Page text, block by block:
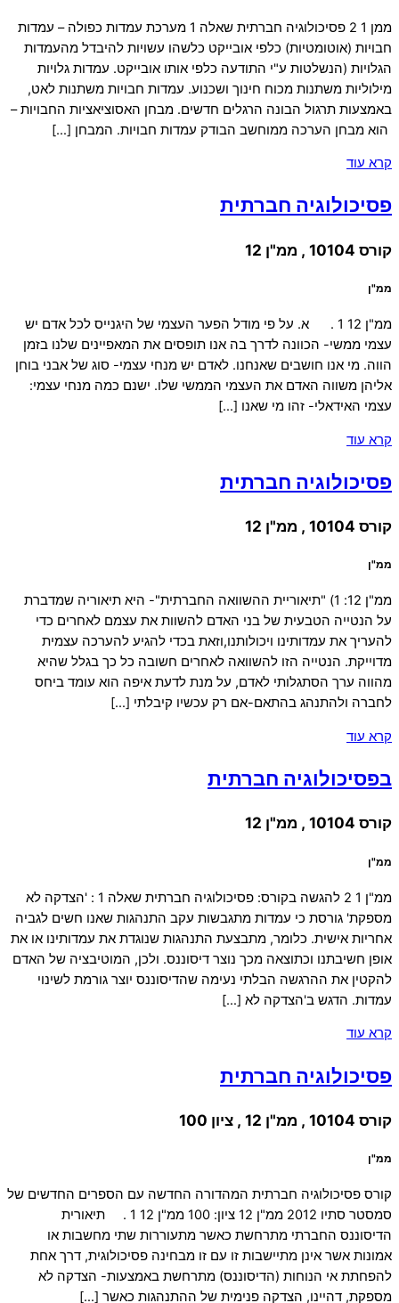
ממן 1 2 פסיכולוגיה חברתית שאלה 1 מערכת עמדות כפולה – עמדות
חבויות (אוטומטיות) כלפי אובייקט כלשהו עשויות להיבדל מהעמדות
הגלויות (הנשלטות ע"י התודעה כלפי אותו אובייקט. עמדות גלויות
מילוליות משתנות מכוח חינוך ושכנוע. עמדות חבויות משתנות לאט,
באמצעות תרגול הבונה הרגלים חדשים. מבחן האסוציאציות החבויות –
הוא מבחן הערכה ממוחשב הבודק עמדות חבויות. המבחן […]
קרא עוד
פסיכולוגיה חברתית
קורס 10104 , ממ"ן 12
ממ"ן
ממ"ן 12 1 . א. על פי מודל הפער העצמי של היגנייס לכל אדם יש
עצמי ממשי- הכוונה לדרך בה אנו תופסים את המאפיינים שלנו בזמן
הווה. מי אנו חושבים שאנחנו. לאדם יש מנחי עצמי- סוג של אבני בוחן
אליהן משווה האדם את העצמי הממשי שלו. ישנם כמה מנחי עצמי:
עצמי האידאלי- זהו מי שאנו […]
קרא עוד
פסיכולוגיה חברתית
קורס 10104 , ממ"ן 12
ממ"ן
ממ"ן 12: 1) "תיאוריית ההשוואה החברתית"- היא תיאוריה שמדברת
על הנטייה הטבעית של בני האדם להשוות את עצמם לאחרים כדי
להעריך את עמדותינו ויכולותנו,וזאת בכדי להגיע להערכה עצמית
מדוייקת. הנטייה הזו להשוואה לאחרים חשובה כל כך בגלל שהיא
מהווה ערך הסתגלותי לאדם, על מנת לדעת איפה הוא עומד ביחס
לחברה ולהתנהג בהתאם-אם רק עכשיו קיבלתי […]
קרא עוד
בפסיכולוגיה חברתית
קורס 10104 , ממ"ן 12
ממ"ן
ממ"ן 1 2 להגשה בקורס: פסיכולוגיה חברתית שאלה 1 : 'הצדקה לא
מספקת' גורסת כי עמדות מתגבשות עקב התנהגות שאנו חשים לגביה
אחריות אישית. כלומר, מתבצעת התנהגות שנוגדת את עמדותינו או את
אופן חשיבתנו וכתוצאה מכך נוצר דיסוננס. ולכן, המוטיבציה של האדם
להקטין את ההרגשה הבלתי נעימה שהדיסוננס יוצר גורמת לשינוי
עמדות. הדגש ב'הצדקה לא […]
קרא עוד
פסיכולוגיה חברתית
קורס 10104 , ממ"ן 12 , ציון 100
ממ"ן
קורס פסיכולוגיה חברתית המהדורה החדשה עם הספרים החדשים של
סמסטר סתיו 2012 ממ"ן 12 ציון: 100 ממ"ן 12 1 . תיאורית
הדיסוננס החברתי מתרחשת כאשר מתעוררות שתי מחשבות או
אמונות אשר אינן מתיישבות זו עם זו מבחינה פסיכולוגית, דרך אחת
להפחתת אי הנוחות (הדיסוננס) מתרחשת באמצעות- הצדקה לא
מספקת, דהיינו, הצדקה פנימית של ההתנהגות כאשר […]